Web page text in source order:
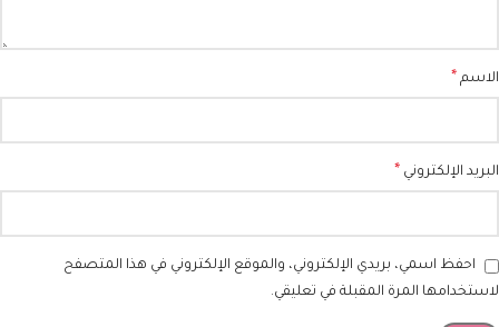
الاسم *
البريد الإلكتروني *
احفظ اسمي، بريدي الإلكتروني، والموقع الإلكتروني في هذا المتصفح
لاستخدامها المرة المقبلة في تعليقي.